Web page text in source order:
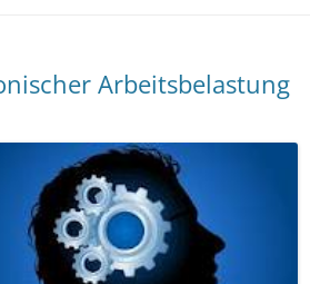
Arbeitsbelastung